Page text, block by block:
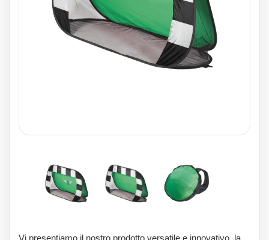
Vi presentiamo il nostro prodotto versatile e innovativo, la